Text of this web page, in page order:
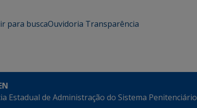
ir para buscaOuvidoria Transparência
Estadual de Administração do Sistema Penitenciário